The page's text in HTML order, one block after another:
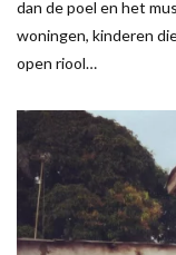
dan de poel en het
woningen, kinderen
open riool…